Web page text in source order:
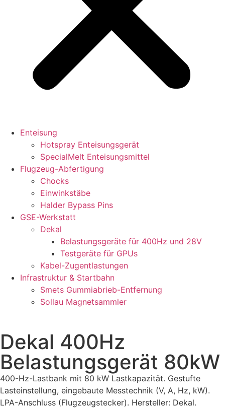
Enteisung
Hotspray Enteisungsgerät
SpecialMelt Enteisungsmittel
Flugzeug-Abfertigung
Chocks
Einwinkstäbe
Halder Bypass Pins
GSE-Werkstatt
Dekal
Belastungsgeräte für 400Hz und 28V
Testgeräte für GPUs
Kabel-Zugentlastungen
Infrastruktur & Startbahn
Smets Gummiabrieb-Entfernung
Sollau Magnetsammler
Dekal 400Hz
Belastungsgerät 80kW
400-Hz-Lastbank mit 80 kW Lastkapazität. Gestufte
Lasteinstellung, eingebaute Messtechnik (V, A, Hz, kW).
LPA-Anschluss (Flugzeugstecker). Hersteller: Dekal.